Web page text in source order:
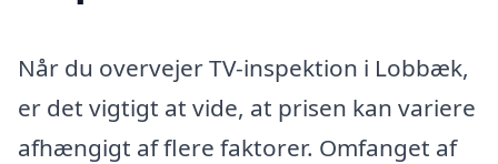
Når du overvejer TV-inspektion i Lobbæk,
er det vigtigt at vide, at prisen kan variere
afhængigt af flere faktorer. Omfanget af